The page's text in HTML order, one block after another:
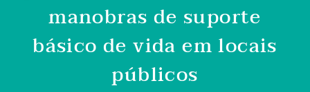
manobras de suporte
básico de vida em locais
públicos